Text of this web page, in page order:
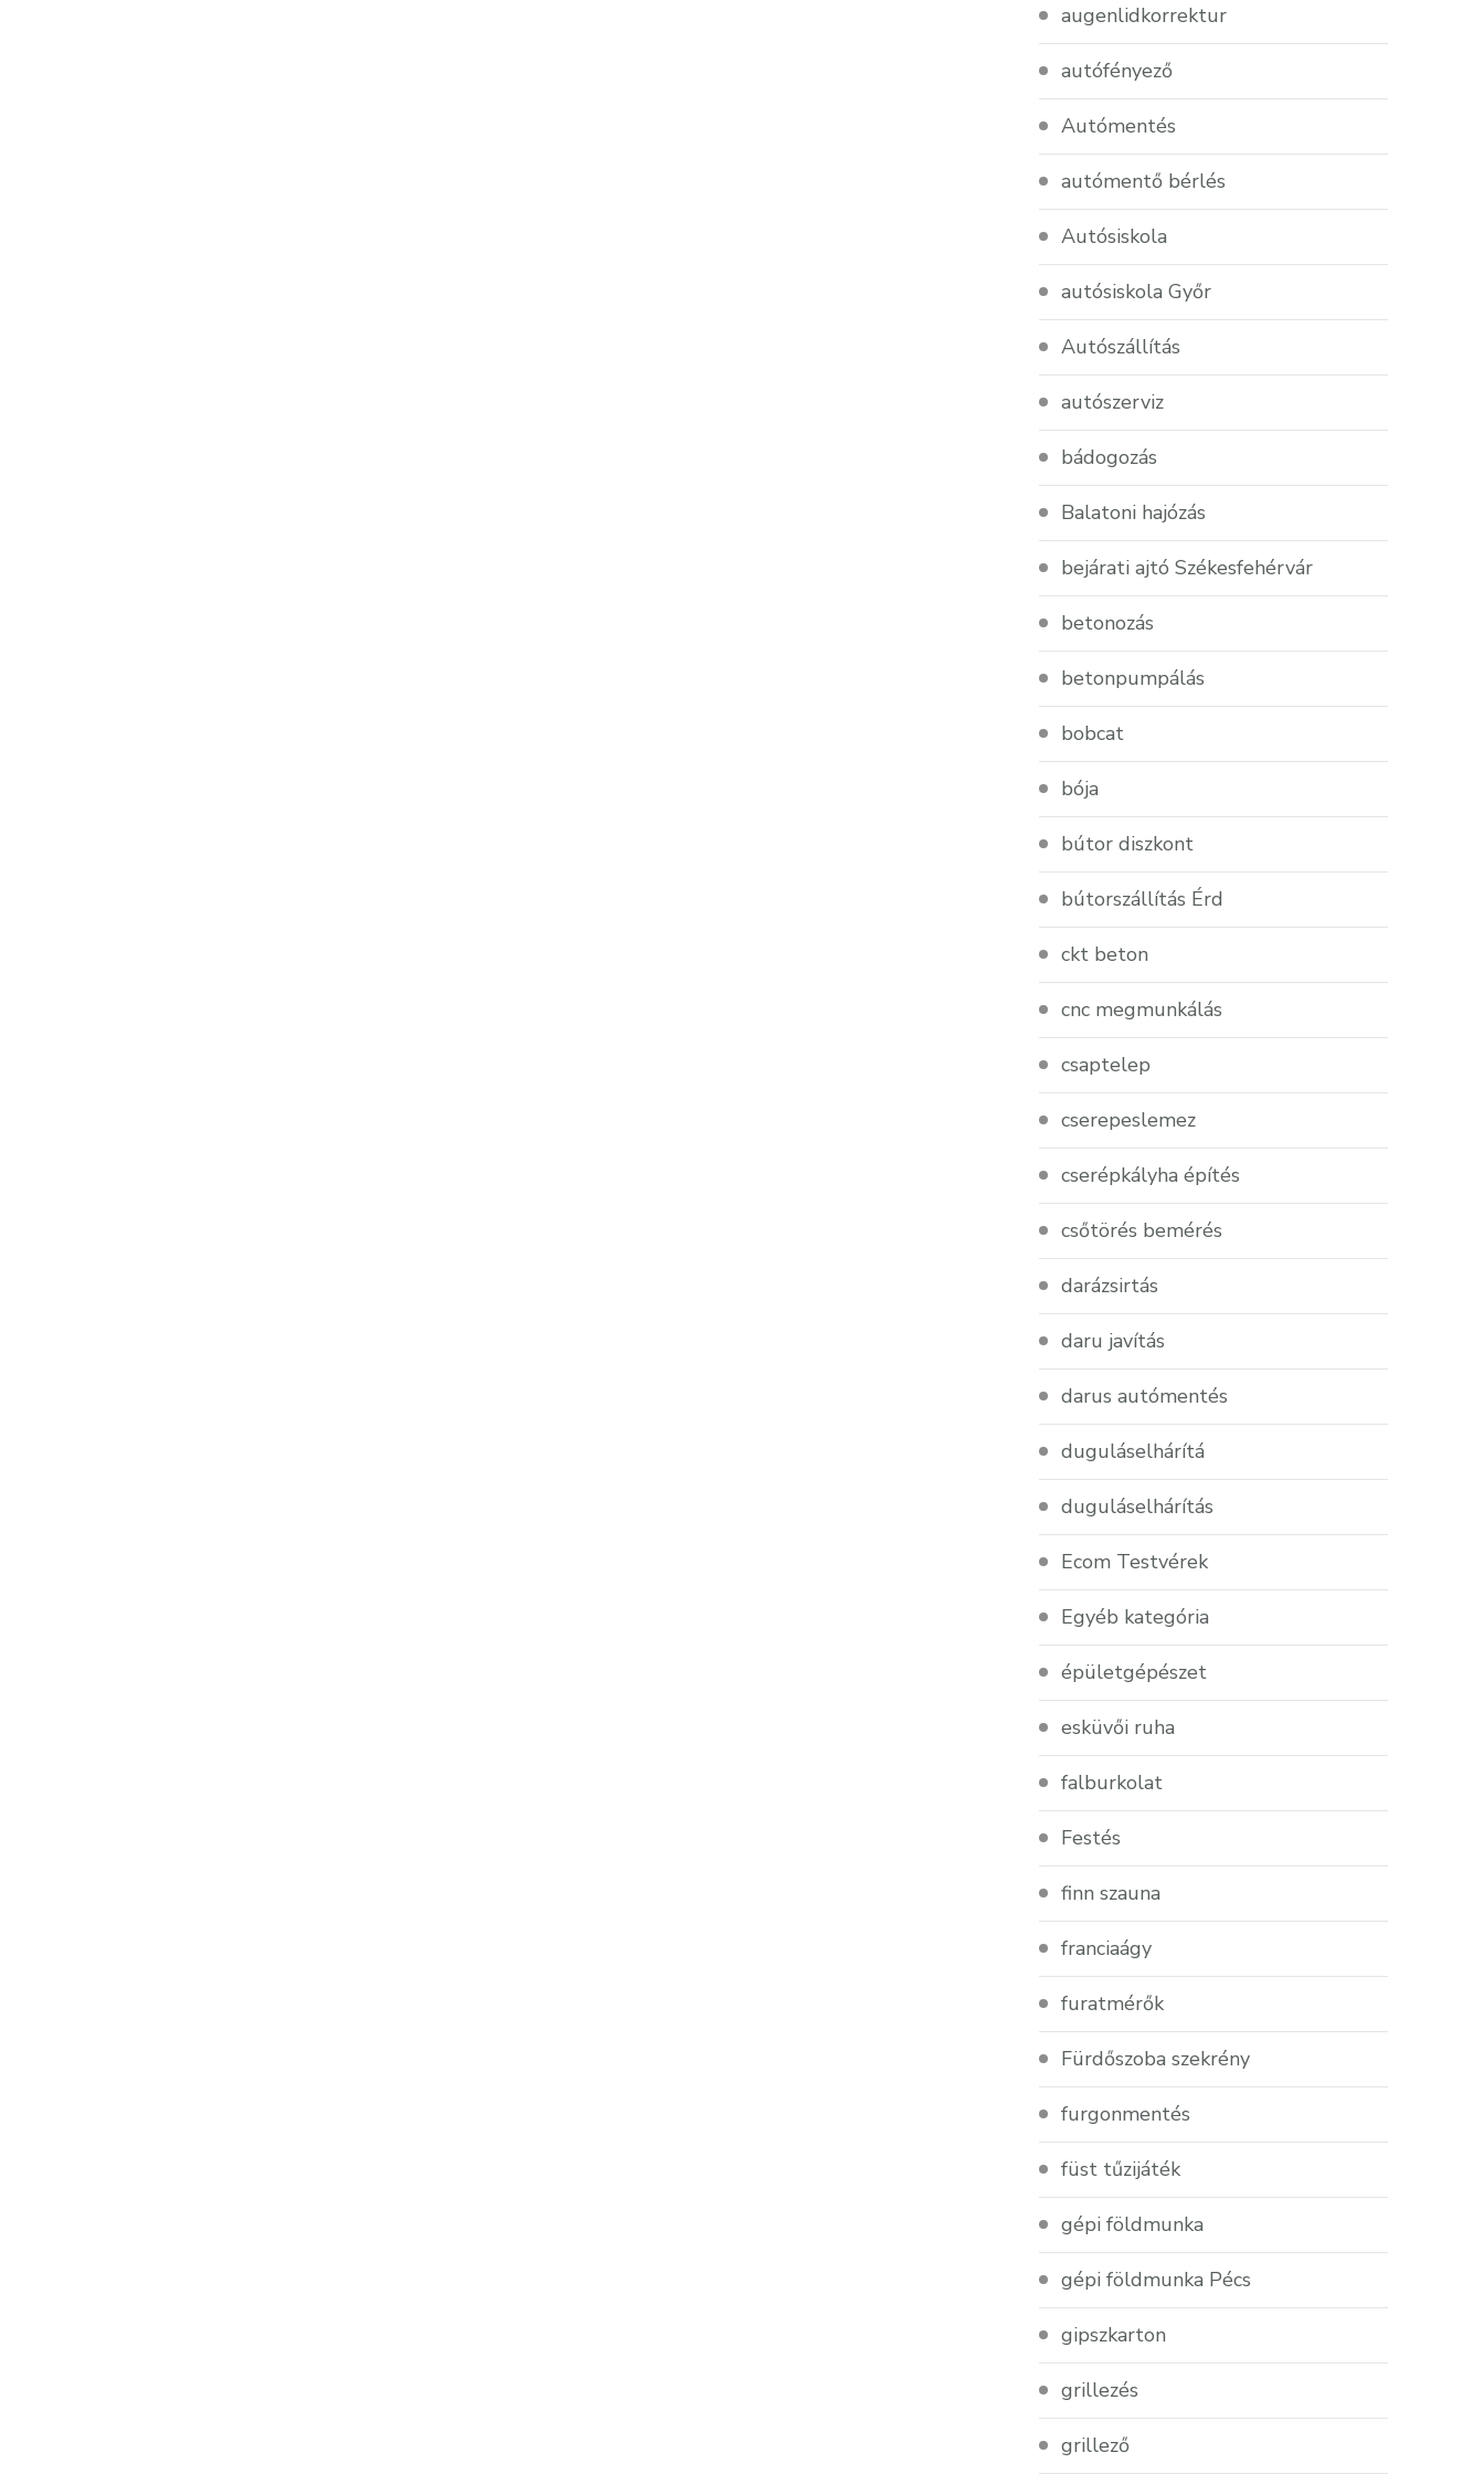
augenlidkorrektur
autófényező
Autómentés
autómentő bérlés
Autósiskola
autósiskola Győr
Autószállítás
autószerviz
bádogozás
Balatoni hajózás
bejárati ajtó Székesfehérvár
betonozás
betonpumpálás
bobcat
bója
bútor diszkont
bútorszállítás Érd
ckt beton
cnc megmunkálás
csaptelep
cserepeslemez
cserépkályha építés
csőtörés bemérés
darázsirtás
daru javítás
darus autómentés
duguláselhárítá
duguláselhárítás
Ecom Testvérek
Egyéb kategória
épületgépészet
esküvői ruha
falburkolat
Festés
finn szauna
franciaágy
furatmérők
Fürdőszoba szekrény
furgonmentés
füst tűzijáték
gépi földmunka
gépi földmunka Pécs
gipszkarton
grillezés
grillező